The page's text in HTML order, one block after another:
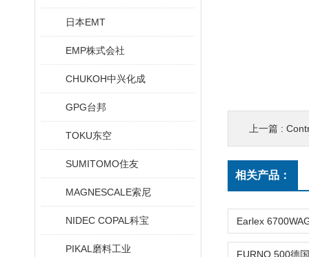
日本EMT
EMP株式会社
CHUKOH中兴化成
GPG台邦
TOKU东空
SUMITOMO住友
MAGNESCALE索尼
NIDEC COPAL科宝
PIKAL磨料工业
上一篇 :
相关产品：